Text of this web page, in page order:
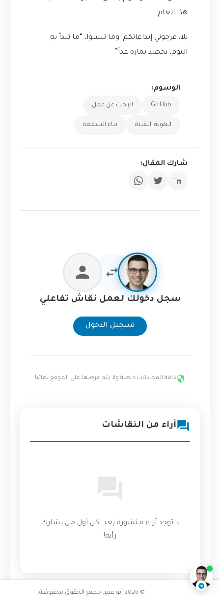
هذا العام.
يلا، فرجوني إبداعاتكم! وما تنسوا، “ما تبدأ به
اليوم، يحصد ثماره غداً”.
الوسوم:
GitHub البحث عن عمل
الهوية التقنية بناء السمعة
شارك المقال:
سجل دخولك لعمل نقاش تفاعلي
تسجيل الدخول
كافة المحادثات خاصة ولا يتم عرضها على الموقع نهائياً
آراء من النقاشات
لا توجد آراء منشورة بعد. كن أول من يشارك
رأيه!
© 2026 أبو عمر. جميع الحقوق محفوظة.